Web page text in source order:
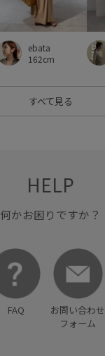
ebata
162cm
すべて見る
HELP
何かお困りですか？
FAQ
お問い合わせ
フォーム